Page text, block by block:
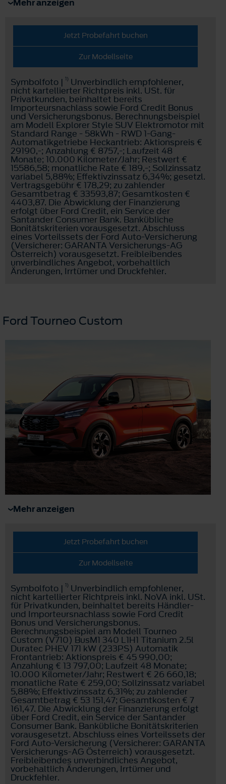
Mehr anzeigen
Jetzt Probefahrt buchen
Zur Modellseite
Symbolfoto | 1) Unverbindlich empfohlener,
nicht kartellierter Richtpreis inkl. USt. für
Privatkunden, beinhaltet bereits
Importeursnachlass sowie Ford Credit Bonus
und Versicherungsbonus. Berechnungsbeispiel
am Modell Explorer Style SUV Elektromotor mit
Standard Range - 58kWh - RWD 1-Gang-
Automatikgetriebe Heckantrieb: Aktionspreis €
29190,-; Anzahlung € 8757,-; Laufzeit 48
Monate; 10.000 Kilometer/Jahr; Restwert €
15586,58; monatliche Rate € 189,-; Sollzinssatz
variabel 5,88%; Effektivzinssatz 6,34%; gesetzl.
Vertragsgebühr € 178,29; zu zahlender
Gesamtbetrag € 33593,87; Gesamtkosten €
4403,87. Die Abwicklung der Finanzierung
erfolgt über Ford Credit, ein Service der
Santander Consumer Bank. Bankübliche
Bonitätskriterien vorausgesetzt. Abschluss
eines Vorteilssets der Ford Auto-Versicherung
(Versicherer: GARANTA Versicherungs-AG
Österreich) vorausgesetzt. Freibleibendes
unverbindliches Angebot, vorbehaltlich
Änderungen, Irrtümer und Druckfehler.
Ford Tourneo Custom
Mehr anzeigen
Jetzt Probefahrt buchen
Zur Modellseite
Symbolfoto | 1) Unverbindlich empfohlener,
nicht kartellierter Richtpreis inkl. NoVA inkl. USt.
für Privatkunden, beinhaltet bereits Händler-
und Importeursnachlass sowie Ford Credit
Bonus und Versicherungsbonus.
Berechnungsbeispiel am Modell Tourneo
Custom (V710) BusM1 340 L1H1 Titanium 2.5l
Duratec PHEV 171 kW (233PS) Automatik
Frontantrieb: Aktionspreis € 45 990,00;
Anzahlung € 13 797,00; Laufzeit 48 Monate;
10.000 Kilometer/Jahr; Restwert € 26 660,18;
monatliche Rate € 259,00; Sollzinssatz variabel
5,88%; Effektivzinssatz 6,31%; zu zahlender
Gesamtbetrag € 53 151,47; Gesamtkosten € 7
161,47. Die Abwicklung der Finanzierung erfolgt
über Ford Credit, ein Service der Santander
Consumer Bank. Bankübliche Bonitätskriterien
vorausgesetzt. Abschluss eines Vorteilssets der
Ford Auto-Versicherung (Versicherer: GARANTA
Versicherungs-AG Österreich) vorausgesetzt.
Freibleibendes unverbindliches Angebot,
vorbehaltlich Änderungen, Irrtümer und
Druckfehler.